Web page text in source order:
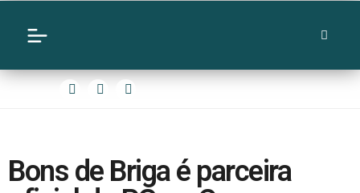
Bons de Briga é parceira